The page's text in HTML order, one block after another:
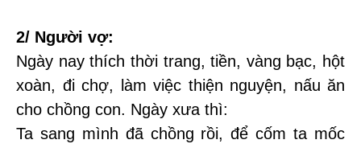
2/ Người vợ:
Ngày nay thích thời trang, tiền, vàng bạc, hột
xoàn, đi chợ, làm việc thiện nguyện, nấu ăn
cho chồng con. Ngày xưa thì:
Ta sang mình đã chồng rồi, để cốm ta mốc